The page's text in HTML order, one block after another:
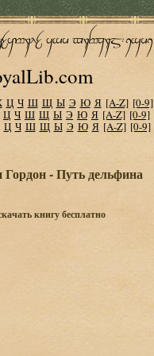
Ц Ч Ш Щ Ы Э Ю Я [A-Z] [0-9]
Ц Ч Ш Щ Ы Э Ю Я [A-Z] [0-9]
Ц Ч Ш Щ Ы Э Ю Я [A-Z] [0-9]
Гордон - Путь дельфина
книгу бесплатно